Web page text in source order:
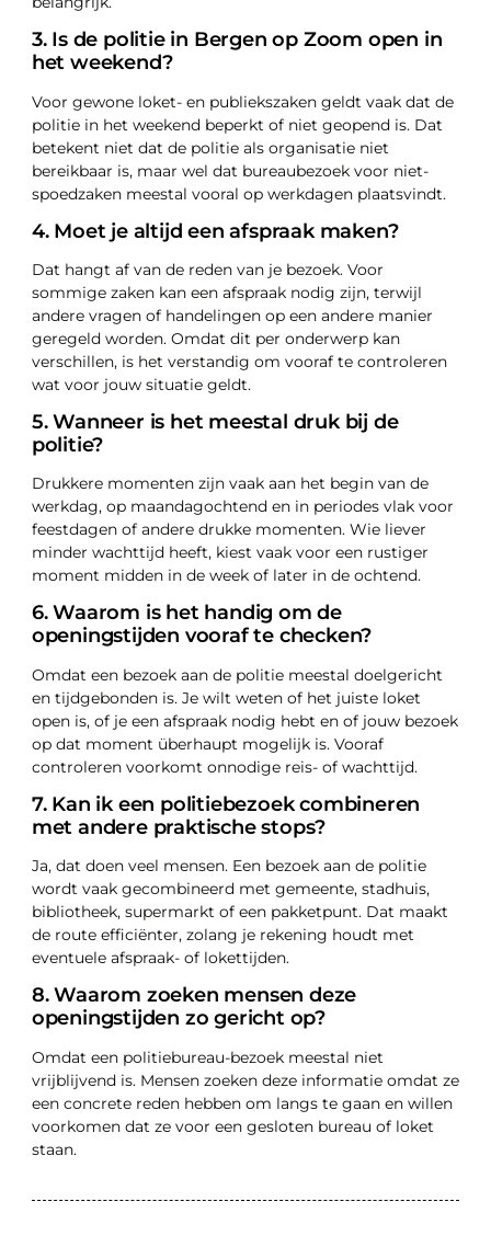
3. Is de politie in Bergen op Zoom open in
het weekend?
Voor gewone loket- en publiekszaken geldt vaak dat de
politie in het weekend beperkt of niet geopend is. Dat
betekent niet dat de politie als organisatie niet
bereikbaar is, maar wel dat bureaubezoek voor niet-
spoedzaken meestal vooral op werkdagen plaatsvindt.
4. Moet je altijd een afspraak maken?
Dat hangt af van de reden van je bezoek. Voor
sommige zaken kan een afspraak nodig zijn, terwijl
andere vragen of handelingen op een andere manier
geregeld worden. Omdat dit per onderwerp kan
verschillen, is het verstandig om vooraf te controleren
wat voor jouw situatie geldt.
5. Wanneer is het meestal druk bij de
politie?
Drukkere momenten zijn vaak aan het begin van de
werkdag, op maandagochtend en in periodes vlak voor
feestdagen of andere drukke momenten. Wie liever
minder wachttijd heeft, kiest vaak voor een rustiger
moment midden in de week of later in de ochtend.
6. Waarom is het handig om de
openingstijden vooraf te checken?
Omdat een bezoek aan de politie meestal doelgericht
en tijdgebonden is. Je wilt weten of het juiste loket
open is, of je een afspraak nodig hebt en of jouw bezoek
op dat moment überhaupt mogelijk is. Vooraf
controleren voorkomt onnodige reis- of wachttijd.
7. Kan ik een politiebezoek combineren
met andere praktische stops?
Ja, dat doen veel mensen. Een bezoek aan de politie
wordt vaak gecombineerd met gemeente, stadhuis,
bibliotheek, supermarkt of een pakketpunt. Dat maakt
de route efficiënter, zolang je rekening houdt met
eventuele afspraak- of lokettijden.
8. Waarom zoeken mensen deze
openingstijden zo gericht op?
Omdat een politiebureau-bezoek meestal niet
vrijblijvend is. Mensen zoeken deze informatie omdat ze
een concrete reden hebben om langs te gaan en willen
voorkomen dat ze voor een gesloten bureau of loket
staan.